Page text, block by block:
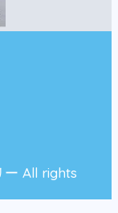
ー All rights